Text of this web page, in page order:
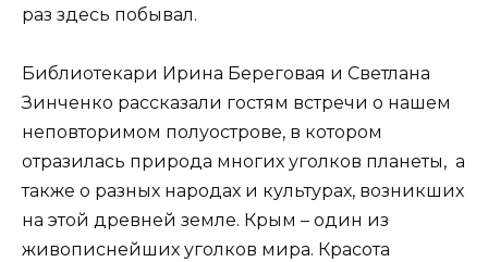
раз здесь побывал.
Библиотекари Ирина Береговая и Светлана
Зинченко рассказали гостям встречи о нашем
неповторимом полуострове, в котором
отразилась природа многих уголков планеты, а
также о разных народах и культурах, возникших
на этой древней земле. Крым – один из
живописнейших уголков мира. Красота